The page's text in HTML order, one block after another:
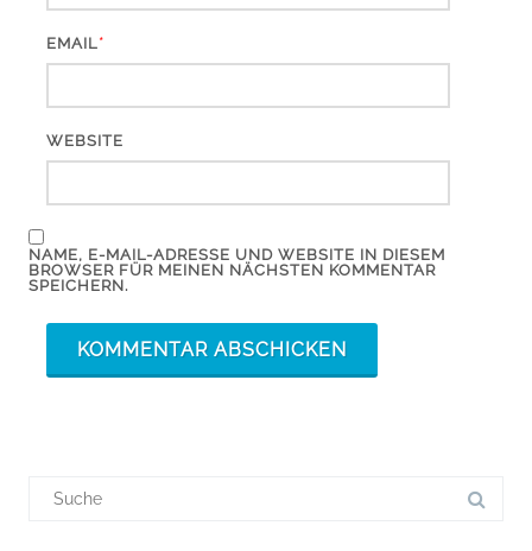
EMAIL*
WEBSITE
NAME, E-MAIL-ADRESSE UND WEBSITE IN DIESEM
BROWSER FÜR MEINEN NÄCHSTEN KOMMENTAR
SPEICHERN.